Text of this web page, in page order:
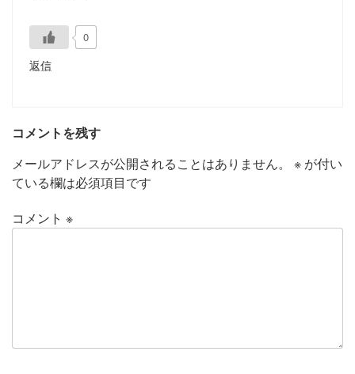
0
返信
コメントを残す
メールアドレスが公開されることはありません。
※ が付い
ている欄は必須項目です
コメント ※